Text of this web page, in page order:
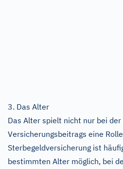
3. Das Alter
Das Alter spielt nicht nur bei der
Versicherungsbeitrags eine
Sterbegeldversicherung ist
bestimmten Alter möglich, bei